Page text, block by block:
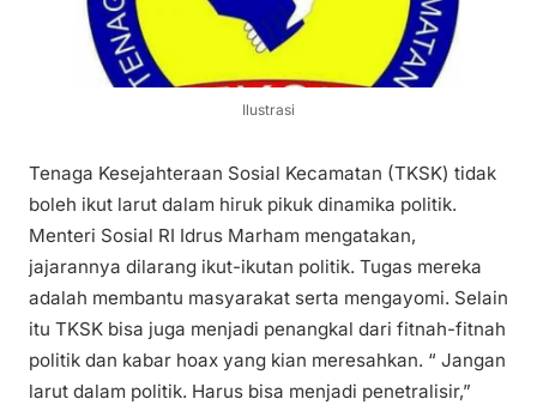
Ilustrasi
Tenaga Kesejahteraan Sosial Kecamatan (TKSK) tidak
boleh ikut larut dalam hiruk pikuk dinamika politik.
Menteri Sosial RI Idrus Marham mengatakan,
jajarannya dilarang ikut-ikutan politik. Tugas mereka
adalah membantu masyarakat serta mengayomi. Selain
itu TKSK bisa juga menjadi penangkal dari fitnah-fitnah
politik dan kabar hoax yang kian meresahkan. “ Jangan
larut dalam politik. Harus bisa menjadi penetralisir,”